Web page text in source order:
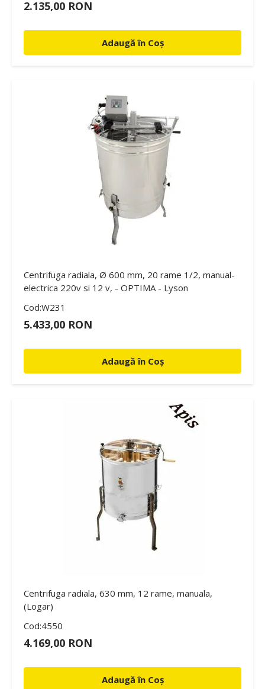
2.135,00 RON
Adaugă în Coș
Centrifuga radiala, Ø 600 mm, 20 rame 1/2, manual-
electrica 220v si 12 v, - OPTIMA - Lyson
Cod:W231
5.433,00 RON
Adaugă în Coș
Centrifuga radiala, 630 mm, 12 rame, manuala,
(Logar)
Cod:4550
4.169,00 RON
Adaugă în Coș